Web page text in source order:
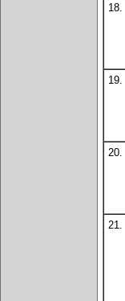
18.
19.
20.
21.